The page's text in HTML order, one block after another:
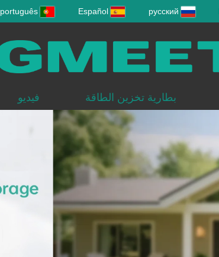
русский
Español
português
بطارية تخزين الطاقة فيديو